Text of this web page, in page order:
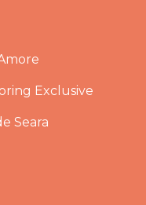
Exclusive
Seara